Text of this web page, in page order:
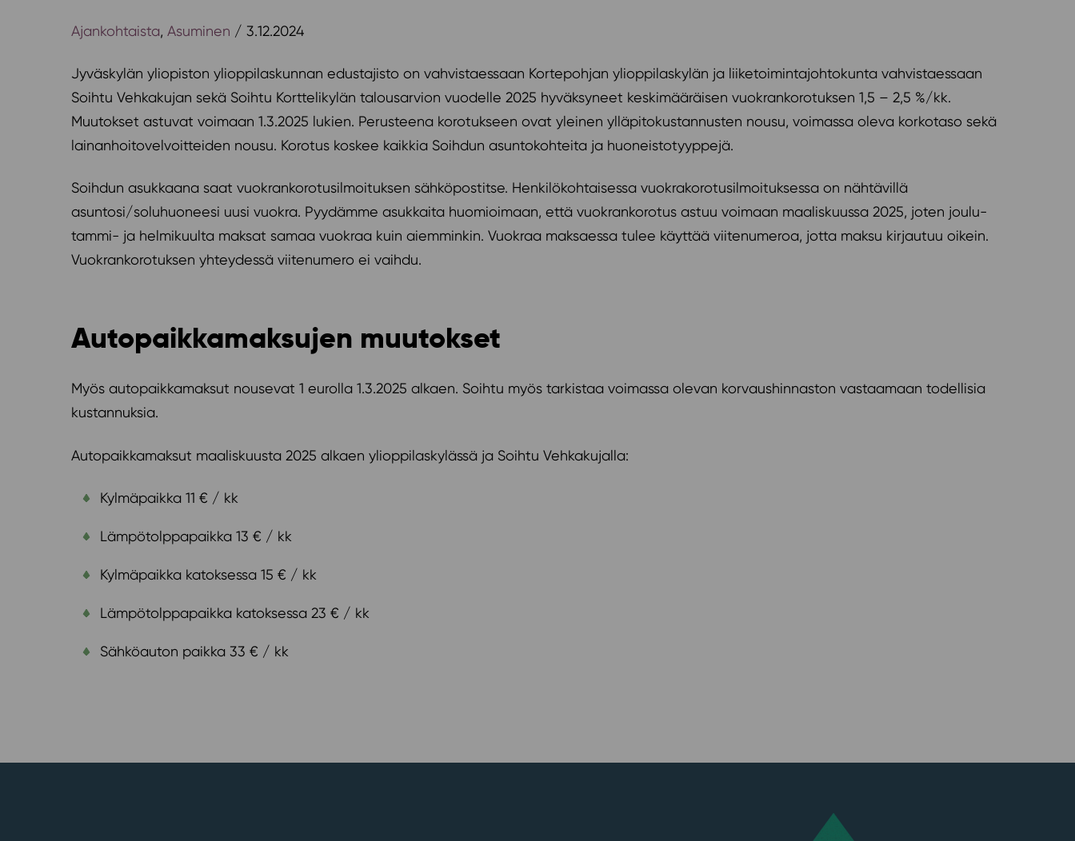
Ajankohtaista, Asuminen / 3.12.2024
Jyväskylän yliopiston ylioppilaskunnan edustajisto on vahvistaessaan Kortepohjan ylioppilaskylän ja liiketoimintajohtokunta vahvistaessaan
Soihtu Vehkakujan sekä Soihtu Korttelikylän talousarvion vuodelle 2025 hyväksyneet keskimääräisen vuokrankorotuksen 1,5 – 2,5 %/kk.
Muutokset astuvat voimaan 1.3.2025 lukien. Perusteena korotukseen ovat yleinen ylläpitokustannusten nousu, voimassa oleva korkotaso sekä
lainanhoitovelvoitteiden nousu. Korotus koskee kaikkia Soihdun asuntokohteita ja huoneistotyyppejä.
Soihdun asukkaana saat vuokrankorotusilmoituksen sähköpostitse. Henkilökohtaisessa vuokrakorotusilmoituksessa on nähtävillä
asuntosi/soluhuoneesi uusi vuokra. Pyydämme asukkaita huomioimaan, että vuokrankorotus astuu voimaan maaliskuussa 2025, joten joulu-
tammi- ja helmikuulta maksat samaa vuokraa kuin aiemminkin. Vuokraa maksaessa tulee käyttää viitenumeroa, jotta maksu kirjautuu oikein.
Vuokrankorotuksen yhteydessä viitenumero ei vaihdu.
Autopaikkamaksujen muutokset
Myös autopaikkamaksut nousevat 1 eurolla 1.3.2025 alkaen. Soihtu myös tarkistaa voimassa olevan korvaushinnaston vastaamaan todellisia
kustannuksia.
Autopaikkamaksut maaliskuusta 2025 alkaen ylioppilaskylässä ja Soihtu Vehkakujalla:
Kylmäpaikka 11 € / kk
Lämpötolppapaikka 13 € / kk
Kylmäpaikka katoksessa 15 € / kk
Lämpötolppapaikka katoksessa 23 € / kk
Sähköauton paikka 33 € / kk